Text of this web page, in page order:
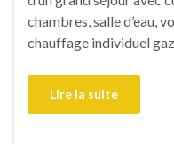
chambres, salle d’eau,
chauffage individuel
Lire la suite